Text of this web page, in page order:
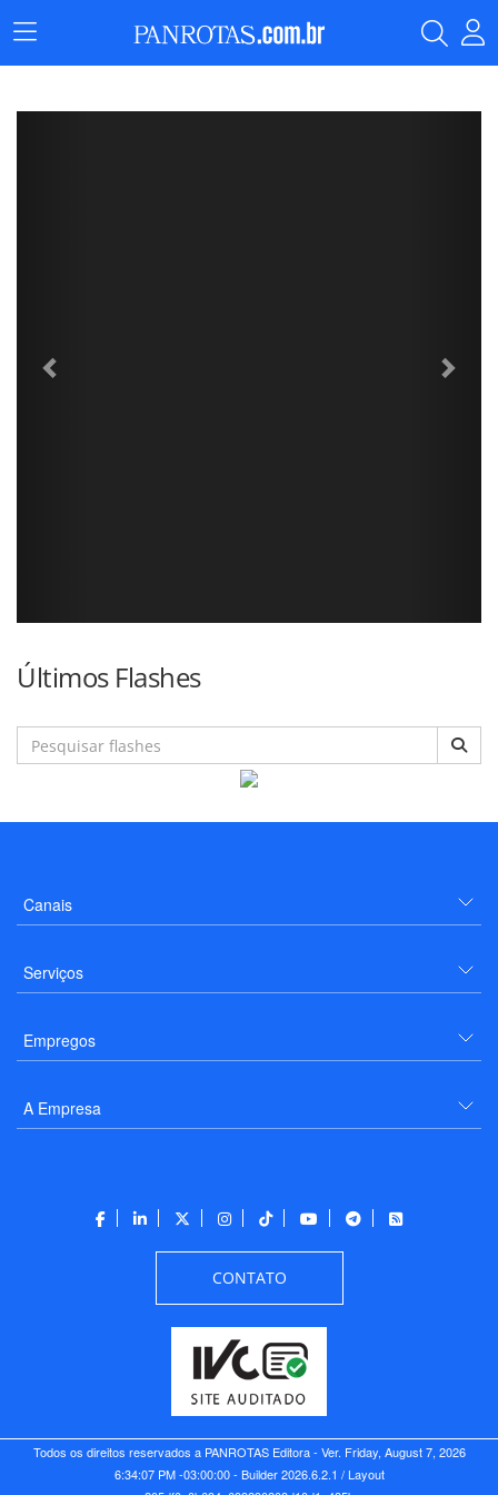
Menu
Principal
Últimos Flashes
Canais
Serviços
Empregos
A Empresa
CONTATO
Todos os direitos reservados a PANROTAS Editora - Ver. Friday, August 7, 2026
6:34:07 PM -03:00:00 - Builder 2026.6.2.1 / Layout